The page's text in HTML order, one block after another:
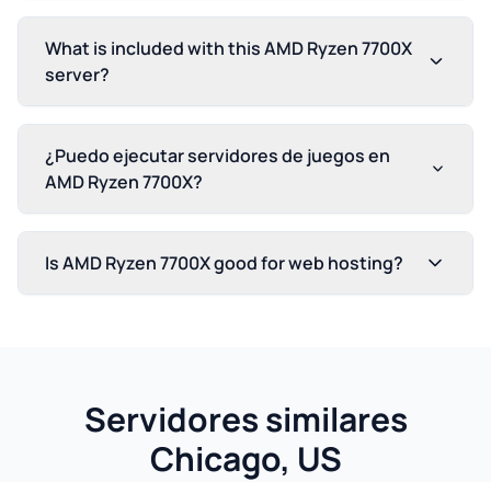
What is included with this AMD Ryzen 7700X
server?
¿Puedo ejecutar servidores de juegos en
AMD Ryzen 7700X?
Is AMD Ryzen 7700X good for web hosting?
Servidores similares
Chicago, US